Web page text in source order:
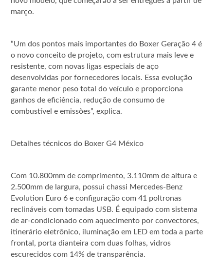
março.
“Um dos pontos mais importantes do Boxer Geração 4 é
o novo conceito de projeto, com estrutura mais leve e
resistente, com novas ligas especiais de aço
desenvolvidas por fornecedores locais. Essa evolução
garante menor peso total do veículo e proporciona
ganhos de eficiência, redução de consumo de
combustível e emissões”, explica.
Detalhes técnicos do Boxer G4 México
Com 10.800mm de comprimento, 3.110mm de altura e
2.500mm de largura, possui chassi Mercedes-Benz
Evolution Euro 6 e configuração com 41 poltronas
reclináveis com tomadas USB. É equipado com sistema
de ar-condicionado com aquecimento por convectores,
itinerário eletrônico, iluminação em LED em toda a parte
frontal, porta dianteira com duas folhas, vidros
escurecidos com 14% de transparência.